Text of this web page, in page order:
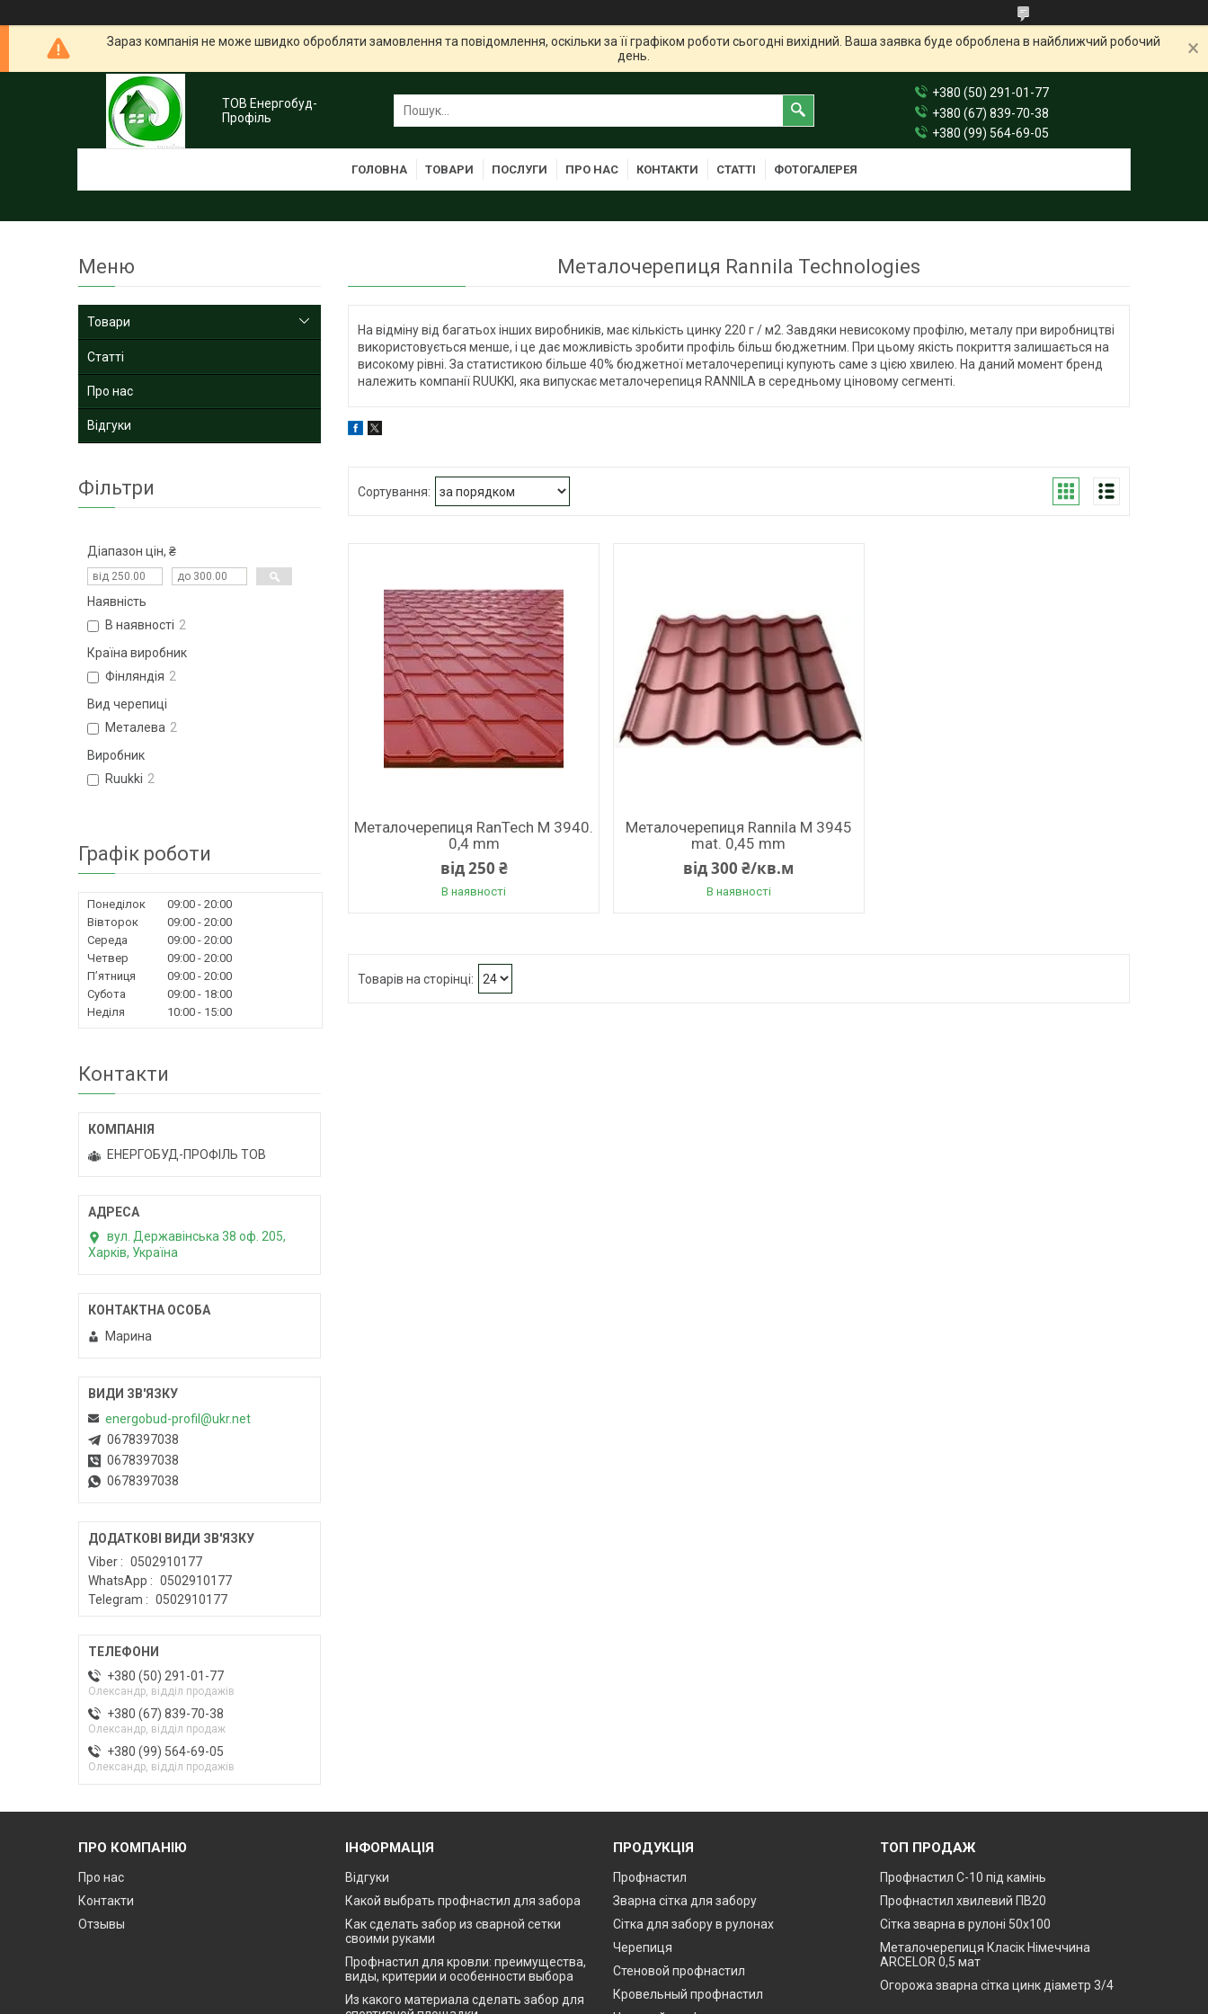
Зараз компанія не може швидко обробляти замовлення та повідомлення, оскільки за її графіком роботи сьогодні вихідний. Ваша заявка буде оброблена в найближчий робочий
день.
ТОВ Енергобуд-
Профіль
+380 (50) 291-01-77
+380 (67) 839-70-38
+380 (99) 564-69-05
ГОЛОВНА ТОВАРИ ПОСЛУГИ ПРО НАС КОНТАКТИ СТАТТІ ФОТОГАЛЕРЕЯ
Металочерепиця Rannila Technologies
На відміну від багатьох інших виробників, має кількість цинку 220 г / м2. Завдяки невисокому профілю, металу при виробництві
використовується менше, і це дає можливість зробити профіль більш бюджетним. При цьому якість покриття залишається на
високому рівні. За статистикою більше 40% бюджетної металочерепиці купують саме з цією хвилею. На даний момент бренд
належить компанії RUUKKI, яка випускає металочерепиця RANNILA в середньому ціновому сегменті.
Металочерепиця RanTech M 3940.
0,4 mm
від 250 ₴
В наявності
Металочерепиця Rannila M 3945
mat. 0,45 mm
від 300 ₴/кв.м
В наявності
Товари
Статті
Про нас
Відгуки
Фільтри
Діапазон цін, ₴
Наявність
В наявності 2
Країна виробник
Фінляндія 2
Вид черепиці
Металева 2
Виробник
Ruukki 2
Графік роботи
Понеділок 09:00
20:00
Вівторок
09:00
20:00
Середа
09:00
20:00
Четвер
09:00
20:00
Пʼятниця
09:00
20:00
Субота
09:00
18:00
Неділя
10:00 15:00
Контакти
ЕНЕРГОБУД-ПРОФІЛЬ ТОВ
вул. Державінська 38 оф. 205,
Харків, Україна
Марина
energobud-profil@ukr.net
0678397038
0678397038
0678397038
Viber
0502910177
WhatsApp
0502910177
Telegram
0502910177
+380 (50) 291-01-77
Олександр, відділ продажів
+380 (67) 839-70-38
Олександр, відділ продаж
+380 (99) 564-69-05
Олександр, відділ продажів
ПРО КОМПАНІЮ
Про нас
Контакти
Отзывы
ІНФОРМАЦІЯ
Відгуки
Какой выбрать профнастил для забора
Как сделать забор из сварной сетки
своими руками
Профнастил для кровли: преимущества,
виды, критерии и особенности выбора
Из какого материала сделать забор для
ПРОДУКЦІЯ
Профнастил
Зварна сітка для забору
Сітка для забору в рулонах
Черепиця
Стеновой профнастил
Кровельный профнастил
ТОП ПРОДАЖ
Профнастил С-10 під камінь
Профнастил хвилевий ПВ20
Сітка зварна в рулоні 50х100
Металочерепиця Класік Німеччина
ARCELOR 0,5 мат
Огорожа зварна сітка цинк діаметр 3/4